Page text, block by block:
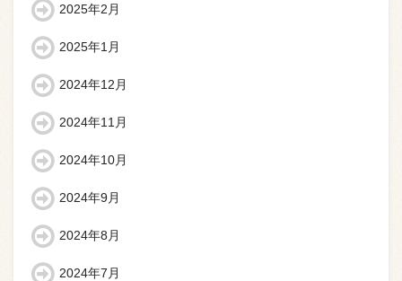
2025年2月
2025年1月
2024年12月
2024年11月
2024年10月
2024年9月
2024年8月
2024年7月